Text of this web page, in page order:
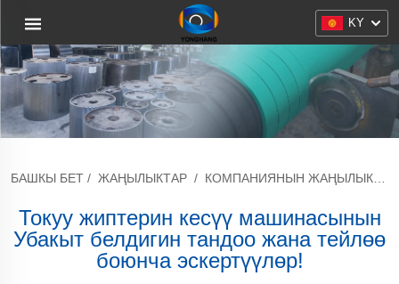
KY
БАШКЫ БЕТ / ЖАҢЫЛЫКТАР / КОМПАНИЯНЫН ЖАҢЫЛЫКТАРЫ
Токуу жиптерин кесүү машинасынын
Убакыт белдигин тандоо жана тейлөө
боюнча эскертүүлөр!